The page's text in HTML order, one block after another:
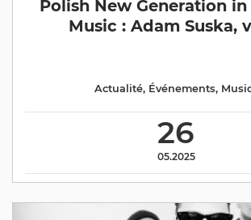
Polish New Generation in
Music : Adam Suska,
26
05.2025
Actualité, Événements,